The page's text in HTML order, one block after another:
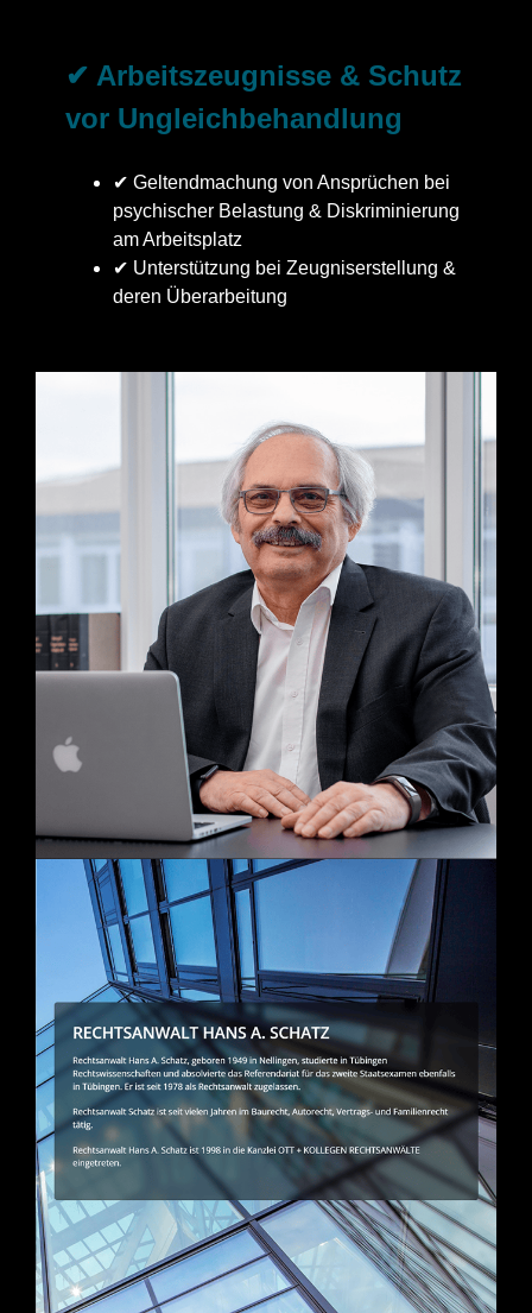
✔ Arbeitszeugnisse & Schutz
vor Ungleichbehandlung
✔ Geltendmachung von Ansprüchen bei
psychischer Belastung & Diskriminierung
am Arbeitsplatz
✔ Unterstützung bei Zeugniserstellung &
deren Überarbeitung